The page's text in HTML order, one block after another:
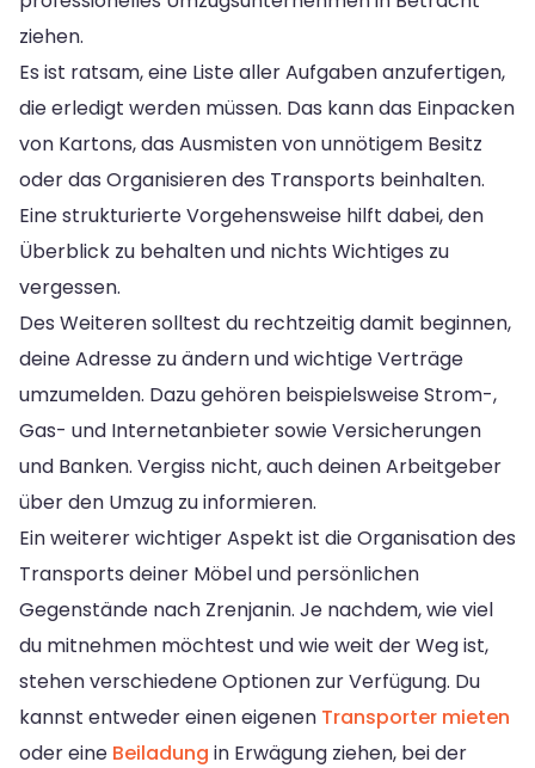
ziehen.
Es ist ratsam, eine Liste aller Aufgaben anzufertigen,
die erledigt werden müssen. Das kann das Einpacken
von Kartons, das Ausmisten von unnötigem Besitz
oder das Organisieren des Transports beinhalten.
Eine strukturierte Vorgehensweise hilft dabei, den
Überblick zu behalten und nichts Wichtiges zu
vergessen.
Des Weiteren solltest du rechtzeitig damit beginnen,
deine Adresse zu ändern und wichtige Verträge
umzumelden. Dazu gehören beispielsweise Strom-,
Gas- und Internetanbieter sowie Versicherungen
und Banken. Vergiss nicht, auch deinen Arbeitgeber
über den Umzug zu informieren.
Ein weiterer wichtiger Aspekt ist die Organisation des
Transports deiner Möbel und persönlichen
Gegenstände nach Zrenjanin. Je nachdem, wie viel
du mitnehmen möchtest und wie weit der Weg ist,
stehen verschiedene Optionen zur Verfügung. Du
kannst entweder einen eigenen Transporter mieten
oder eine Beiladung in Erwägung ziehen, bei der